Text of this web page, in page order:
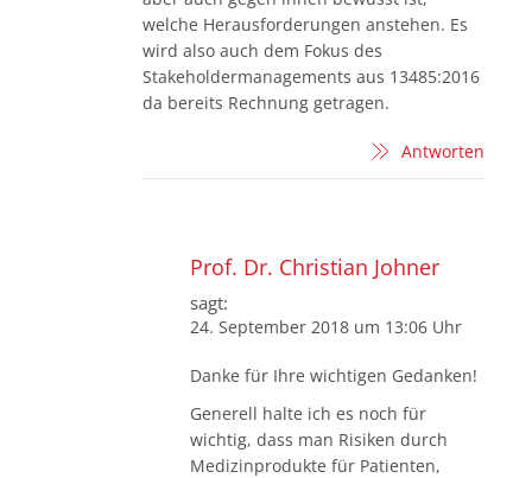
welche Herausforderungen anstehen. Es
wird also auch dem Fokus des
Stakeholdermanagements aus 13485:2016
da bereits Rechnung getragen.
Antworten
Prof. Dr. Christian Johner
sagt:
24. September 2018 um 13:06 Uhr
Danke für Ihre wichtigen Gedanken!
Generell halte ich es noch für
wichtig, dass man Risiken durch
Medizinprodukte für Patienten,